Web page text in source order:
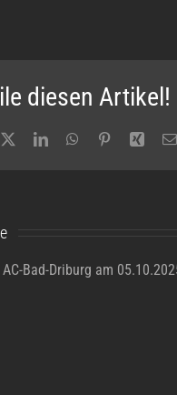
diesen Artikel!
LinkedInWhatsApp
PinterestXing
Driburg am